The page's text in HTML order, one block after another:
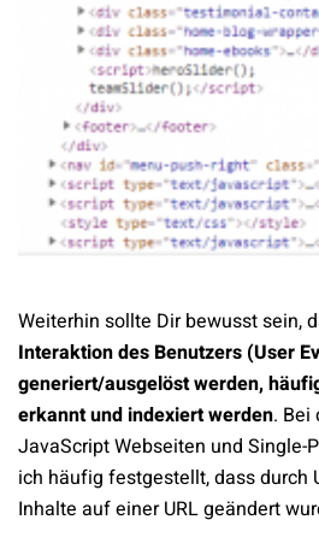
Weiterhin sollte Dir bewusst sein,
Interaktion des Benutzers (User
generiert/ausgelöst werden,
erkannt und indexiert werden. Bei
JavaScript Webseiten und Single-
ich häufig festgestellt, dass durch
Inhalte auf einer URL geändert